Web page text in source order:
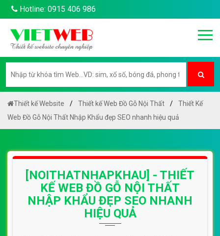
Hotline: 0915 406 986
Thiết kế Website Thiết kế Web Đồ Gỗ Nội Thất
Thiết Kế
Web Đồ Gỗ Nội Thất Nhập Khẩu đẹp SEO nhanh hiệu quả
[NOITHATNHAPKHAU] - THIẾT
KẾ WEB ĐỒ GỖ NỘI THẤT
NHẬP KHẨU ĐẸP SEO NHANH
HIỆU QUẢ